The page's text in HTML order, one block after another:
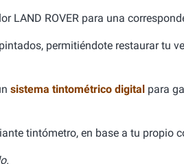
LAND ROVER para una
permitiéndote restaurar tu
sistema tintométrico digital para
tintómetro, en base a tu propio